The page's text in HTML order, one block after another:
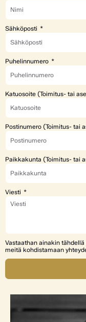
Sähköposti
Puhelinnumero
Katuosoite (Toimitus- tai
Postinumero (Toimitus- tai
Paikkakunta (Toimitus- tai
Viesti
Vastaathan ainakin
meitä kohdistamaan